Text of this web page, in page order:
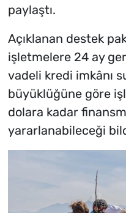
paylaştı.
Açıklanan destek
işletmelere 24 ay
vadeli kredi imkânı
büyüklüğüne göre
dolara kadar
yararlanabileceği